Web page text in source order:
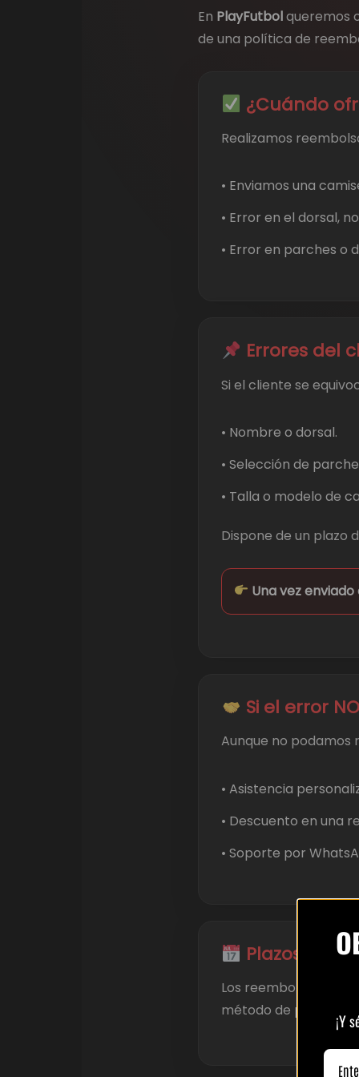
En PlayFutbolqueremos
de una política de
¿Cuándo
Realizamos
• Enviamos una
• Error en el dorsal,
• Error en parches o
Errores del
Si el cliente se
• Nombre o dorsal.
• Selección de
• Talla o modelo de
Dispone de un plazo
Una vez
Si el error
Aunque no podamos
• Asistencia
• Descuento en una
• Soporte por
Plazos
Los reembolsos
método de pago
¡Y